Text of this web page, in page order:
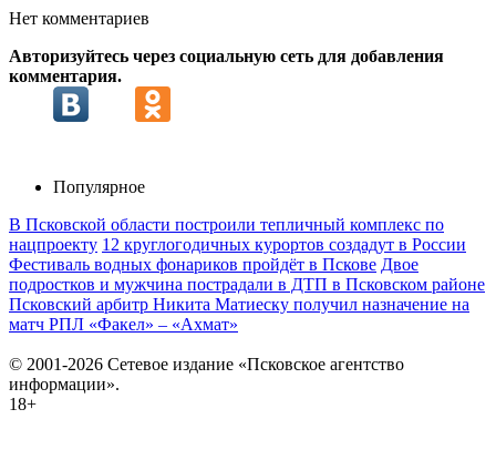
Нет комментариев
Авторизуйтесь через социальную сеть для добавления
комментария.
Популярное
В Псковской области построили тепличный комплекс по
нацпроекту 12 круглогодичных курортов создадут в России
Фестиваль водных фонариков пройдёт в Пскове Двое
подростков и мужчина пострадали в ДТП в Псковском районе
Псковский арбитр Никита Матиеску получил назначение на
матч РПЛ «Факел» – «Ахмат»
© 2001-2026 Сетевое издание «Псковское агентство
информации».
18+